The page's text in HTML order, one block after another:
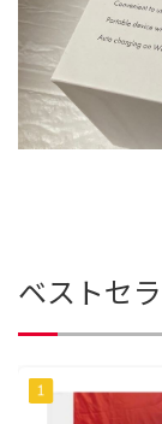
ベストセ